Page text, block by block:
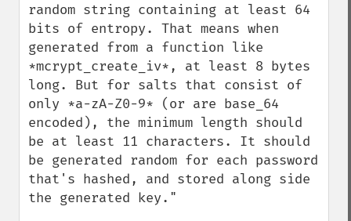
random string containing at least 64
bits of entropy. That means when
generated from a function like
*mcrypt_create_iv*, at least 8 bytes
long. But for salts that consist of
only *a-zA-Z0-9* (or are base_64
encoded), the minimum length should
be at least 11 characters. It should
be generated random for each password
that's hashed, and stored along side
the generated key."